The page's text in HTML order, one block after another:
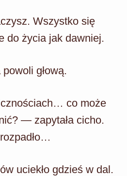
Wszystko się
do życia jak dawniej.
głową.
co może
— zapytała cicho.
uciekło gdzieś w dal.